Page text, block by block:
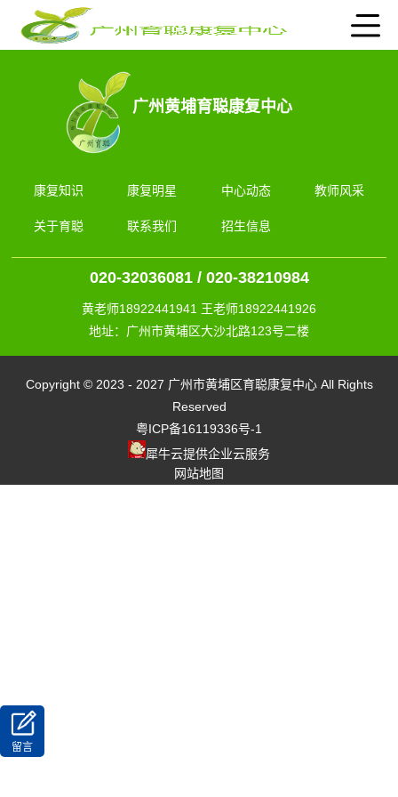
广州黄埔育聪康复中心
康复知识 康复明星 中心动态 教师风采
关于育聪 联系我们 招生信息
020-32036081 / 020-38210984
黄老师18922441941 王老师18922441926
地址：广州市黄埔区大沙北路123号二楼
Copyright © 2023 - 2027 广州市黄埔区育聪康复中心 All Rights
Reserved
粤ICP备16119336号-1
犀牛云提供企业云服务
网站地图
留言